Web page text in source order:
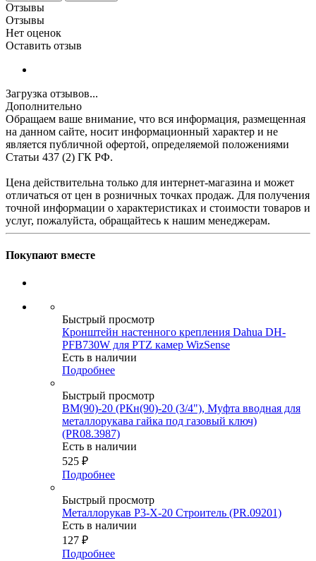
Отзывы
Отзывы
Нет оценок
Оставить отзыв
Загрузка отзывов...
Дополнительно
Обращаем ваше внимание, что вся информация, размещенная
на данном сайте, носит информационный характер и не
является публичной офертой, определяемой положениями
Статьи 437 (2) ГК РФ.
Цена действительна только для интернет-магазина и может
отличаться от цен в розничных точках продаж. Для получения
точной информации о характеристиках и стоимости товаров и
услуг, пожалуйста, обращайтесь к нашим менеджерам.
Покупают вместе
Быстрый просмотр
Кронштейн настенного крепления Dahua DH-
PFB730W для PTZ камер WizSense
Есть в наличии
Подробнее
Быстрый просмотр
ВМ(90)-20 (РКн(90)-20 (3/4"), Муфта вводная для
металлорукава гайка под газовый ключ)
(PR08.3987)
Есть в наличии
525 ₽
Подробнее
Быстрый просмотр
Металлорукав Р3-Х-20 Строитель (PR.09201)
Есть в наличии
127 ₽
Подробнее